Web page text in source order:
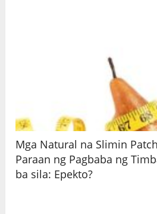
Mga Natural na Slimin
Paraan ng Pagbaba ng
ba sila: Epekto?